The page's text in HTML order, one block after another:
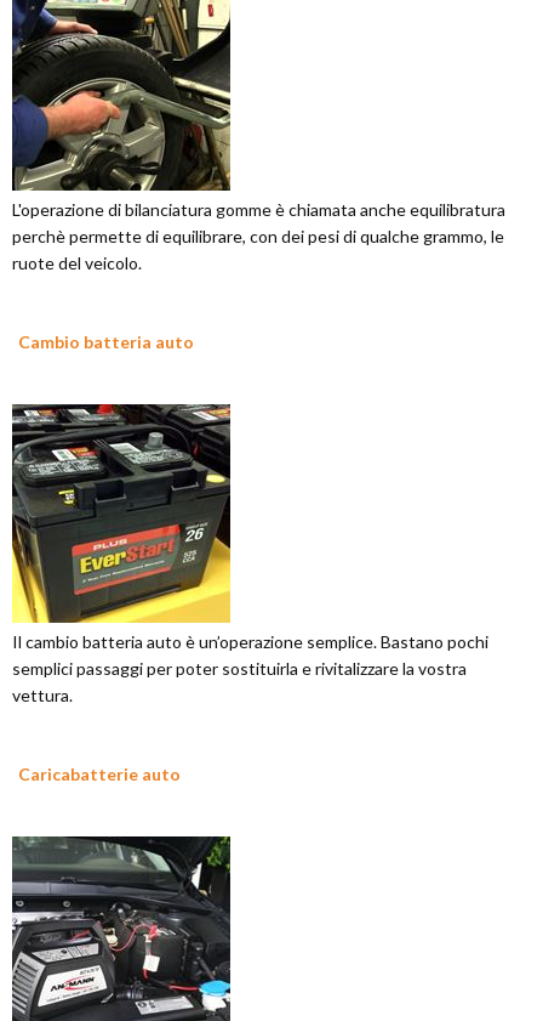
L'operazione di bilanciatura gomme è chiamata anche equilibratura
perchè permette di equilibrare, con dei pesi di qualche grammo, le
ruote del veicolo.
Cambio batteria auto
Il cambio batteria auto è un’operazione semplice. Bastano pochi
semplici passaggi per poter sostituirla e rivitalizzare la vostra
vettura.
Caricabatterie auto